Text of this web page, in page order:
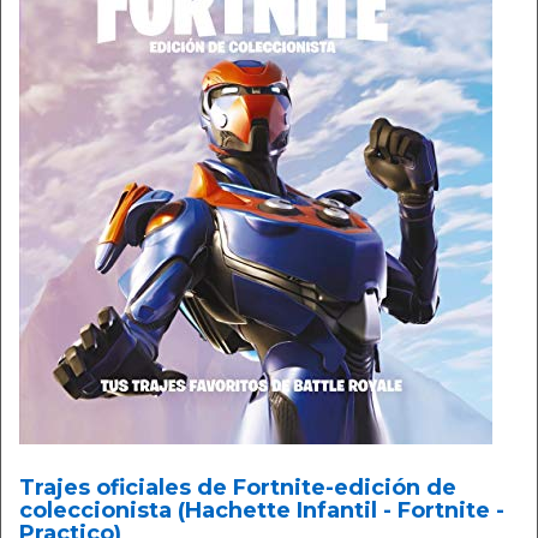
Trajes oficiales de Fortnite-edición de
coleccionista (Hachette Infantil - Fortnite -